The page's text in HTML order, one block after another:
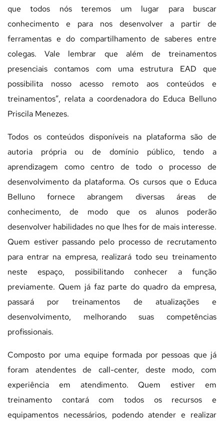
que todos nós teremos um lugar para buscar
conhecimento e para nos desenvolver a partir de
ferramentas e do compartilhamento de saberes entre
colegas. Vale lembrar que além de treinamentos
presenciais contamos com uma estrutura EAD que
possibilita nosso acesso remoto aos conteúdos e
treinamentos”, relata a coordenadora do Educa Belluno
Priscila Menezes.
Todos os conteúdos disponíveis na plataforma são de
autoria própria ou de domínio público, tendo a
aprendizagem como centro de todo o processo de
desenvolvimento da plataforma. Os cursos que o Educa
Belluno fornece abrangem diversas áreas de
conhecimento, de modo que os alunos poderão
desenvolver habilidades no que lhes for de mais interesse.
Quem estiver passando pelo processo de recrutamento
para entrar na empresa, realizará todo seu treinamento
neste espaço, possibilitando conhecer a função
previamente. Quem já faz parte do quadro da empresa,
passará por treinamentos de atualizações e
desenvolvimento, melhorando suas competências
profissionais.
Composto por uma equipe formada por pessoas que já
foram atendentes de call-center, deste modo, com
experiência em atendimento. Quem estiver em
treinamento contará com todos os recursos e
equipamentos necessários, podendo atender e realizar